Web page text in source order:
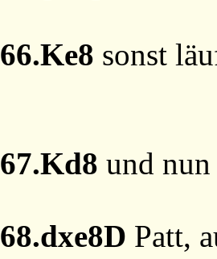
66.Ke8 sonst
67.Kd8 und
68.dxe8D Patt,